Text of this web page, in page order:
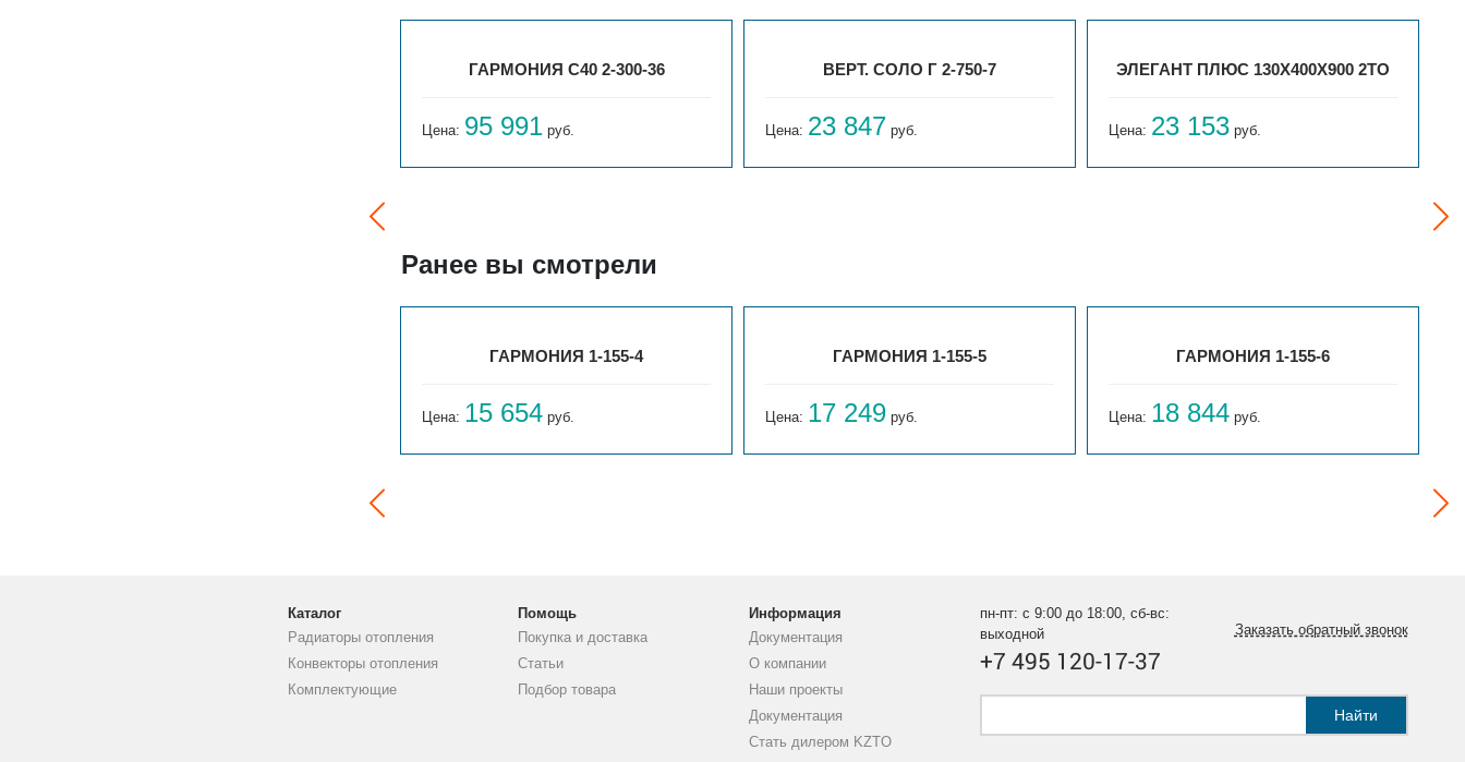
ГАРМОНИЯ С40 2-300-36
Цена: 95 991 руб.
ВЕРТ. СОЛО Г 2-750-7
Цена: 23 847 руб.
ЭЛЕГАНТ ПЛЮС 130X400X900 2ТО
Цена: 23 153 руб.
Ранее вы смотрели
ГАРМОНИЯ 1-155-4
Цена: 15 654 руб.
ГАРМОНИЯ 1-155-5
Цена: 17 249 руб.
ГАРМОНИЯ 1-155-6
Цена: 18 844 руб.
Каталог
Радиаторы отопления
Конвекторы отопления
Комплектующие
Помощь
Покупка и доставка
Статьи
Подбор товара
Информация
Документация
О компании
Наши проекты
Документация
Стать дилером KZTO
пн-пт: с 9:00 до 18:00, сб-вс:
выходной
+7 495 120-17-37
Заказать обратный звонок
Найти